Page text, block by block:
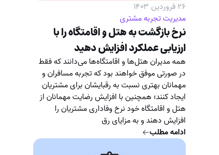
۲۶ فروردین ۱۴۰۳
مدیریت تجربه مشتری
نرخ بازگشت به هتل و اقامتگاه را با
ارزیابی عملکرد افزایش دهید
همه مدیران هتل‌ها و اقامتگاه‌ها می‌دانند که فقط
در صورتی موفق خواهند بود که تجربه مسافران و
مهمانان بهتری نسبت به رقبایشان برای مشتریان
ایجاد کنند؛ همچنین با افزایش رضایت مهمانان از
هتل و اقامتگاه خود نرخ وفاداری مشتریان را
افزایش دهند و به مزایای رق
ادامه مطلب